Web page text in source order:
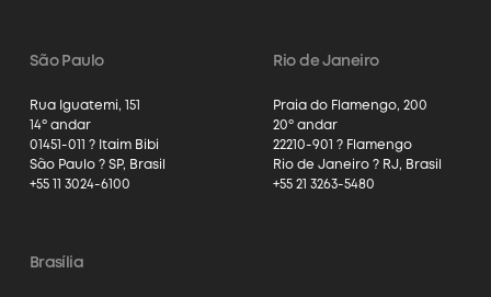
São Paulo
Rua Iguatemi, 151
14º andar
01451-011 ? Itaim Bibi
São Paulo ? SP, Brasil
+55 11 3024-6100
Rio de Janeiro
Praia do Flamengo, 200
20º andar
22210-901 ? Flamengo
Rio de Janeiro ? RJ, Brasil
+55 21 3263-5480
Brasília